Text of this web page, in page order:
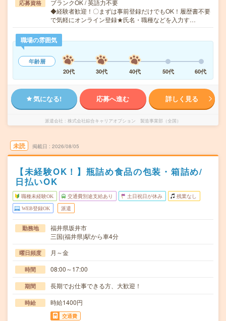
応募資格
ブランクOK / 英語力不要
◆経験者歓迎！〇まずは事前登録だけでもOK！履歴書不要
で気軽にオンライン登録★氏名・職種などを入力す…
職場の雰囲気
年齢層
20代
30代 40代 50代 60代
気になる! 応募へ進む 詳しく見る
派遣会社 株式会社綜合キャリアオプション 製造事業部（全国）
未読 掲載日 2026/08/05
【未経験OK！】瓶詰め食品の包装・箱詰め/
日払いOK
職種未経験OK 交通費別途支給あり 土日祝日が休み 残業なし
WEB登録OK 派遣
勤務地
福井県坂井市
三国(福井県)駅から車4分
曜日頻度 月～金
時間 08:00～17:00
期間 長期でお仕事できる方、大歓迎！
時給 時給1400円
交通費